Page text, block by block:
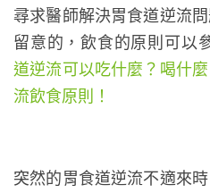
尋求醫師解決胃食道逆流
留意的，飲食的原則可以
道逆流可以吃什麼？喝什
流飲食原則！
突然的胃食道逆流不適來